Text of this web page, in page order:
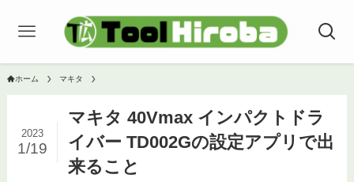
ホーム マキタ
マキタ 40Vmax インパクトドラ
イバー TD002Gの設定アプリで出
来ること
2023
1/19